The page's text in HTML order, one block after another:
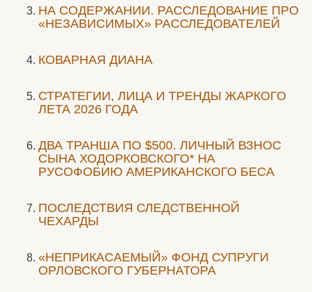
НА СОДЕРЖАНИИ. РАССЛЕДОВАНИЕ ПРО
«НЕЗАВИСИМЫХ» РАССЛЕДОВАТЕЛЕЙ
КОВАРНАЯ ДИАНА
СТРАТЕГИИ, ЛИЦА И ТРЕНДЫ ЖАРКОГО
ЛЕТА 2026 ГОДА
ДВА ТРАНША ПО $500. ЛИЧНЫЙ ВЗНОС
СЫНА ХОДОРКОВСКОГО* НА
РУСОФОБИЮ АМЕРИКАНСКОГО БЕСА
ПОСЛЕДСТВИЯ СЛЕДСТВЕННОЙ
ЧЕХАРДЫ
«НЕПРИКАСАЕМЫЙ» ФОНД СУПРУГИ
ОРЛОВСКОГО ГУБЕРНАТОРА